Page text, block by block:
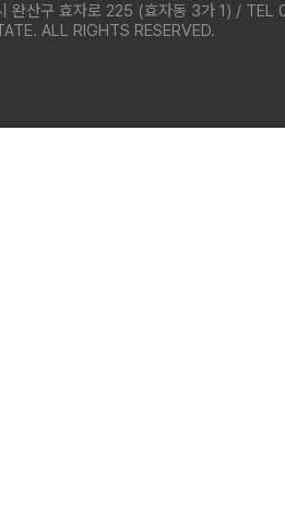
완산구 효자로 225 (효자동 3가 1) /
ALL RIGHTS RESERVED.